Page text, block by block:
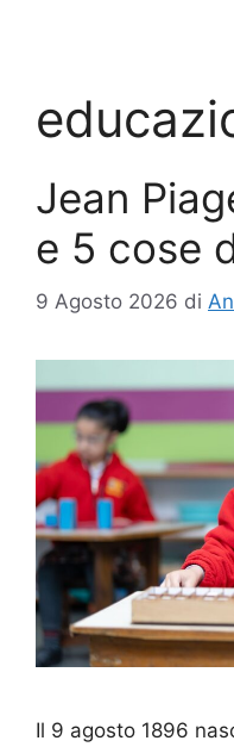
Jean
e 5 cose
9 Agosto 2026 di
Il 9 agosto 1896